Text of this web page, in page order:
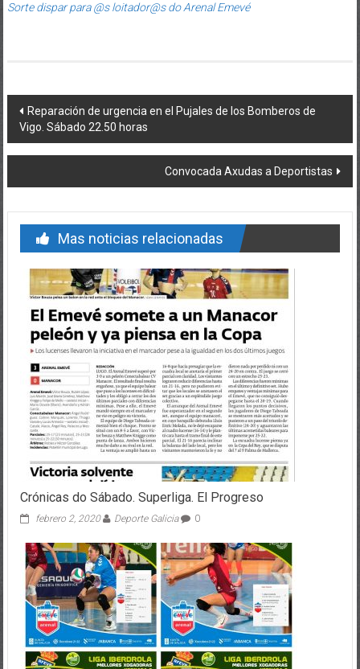
Sorte dispar para @s loitador@s do Arenal Emevé
Post navigation
Reparación de urgencia en el Pujales de los Bomberos de
Vigo. Sábado 22.50 horas
Convocada Axudas a Deportistas
Mas noticias relacionadas
Crónicas do Sábado. Superliga. El Progreso
febrero 2, 2020 Deporte Galicia 0